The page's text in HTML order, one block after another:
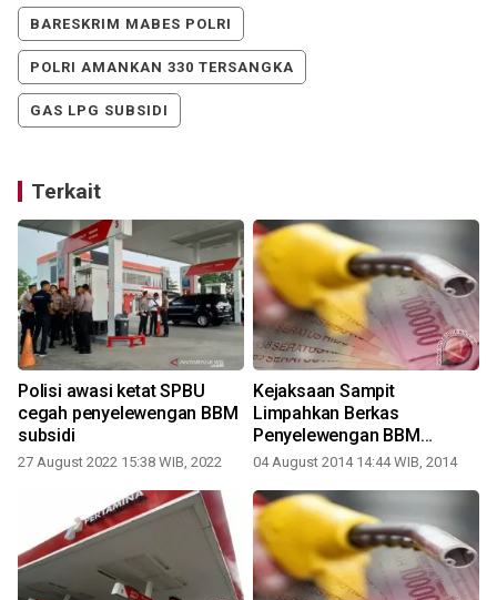
BARESKRIM MABES POLRI
POLRI AMANKAN 330 TERSANGKA
GAS LPG SUBSIDI
Terkait
Polisi awasi ketat SPBU
cegah penyelewengan BBM
subsidi
27 August 2022 15:38 WIB, 2022
Kejaksaan Sampit
Limpahkan Berkas
Penyelewengan BBM
Subsidi
04 August 2014 14:44 WIB, 2014